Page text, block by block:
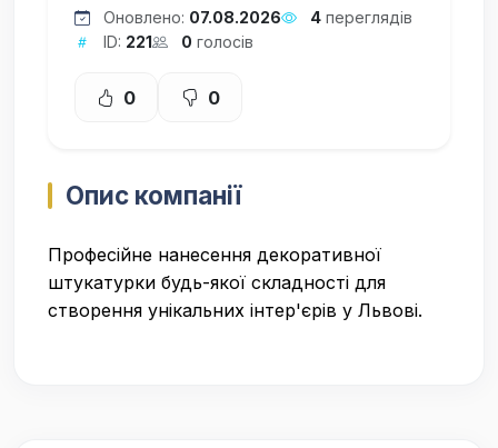
Оновлено: 07.08.2026 4 переглядів
ID: 221 0 голосів
0 0
Опис компанії
Професійне нанесення декоративної
штукатурки будь-якої складності для
створення унікальних інтер'єрів у Львові.